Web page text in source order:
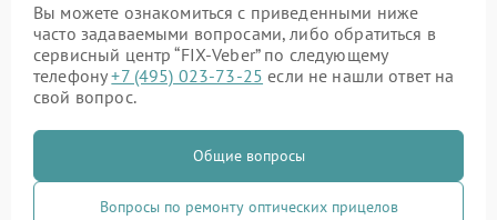
Вы можете ознакомиться с приведенными ниже
часто задаваемыми вопросами, либо обратиться в
сервисный центр “FIX-Veber” по следующему
телефону+7 (495) 023-73-25 если не нашли ответ на
свой вопрос.
Общие вопросы
Вопросы по ремонту оптических прицелов